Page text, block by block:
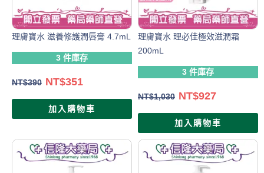
理膚寶水 滋養修護潤唇膏 4.7mL
3 件庫存
NT$390 NT$351
加入購物車
理膚寶水 理必佳極效滋潤霜
200mL
3 件庫存
NT$1,030 NT$927
加入購物車